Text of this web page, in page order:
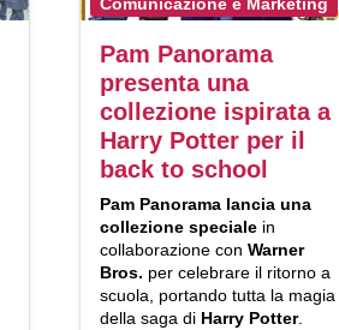
Pam Panorama
presenta una
collezione ispirata a
Harry Potter per il
back to school
Pam Panorama lancia una
collezione specialein
collaborazione con Warner
Bros. per celebrare il ritorno a
scuola, portando tutta la magia
della saga di Harry Potter.